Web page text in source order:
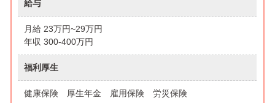
給与
月給 23万円~29万円
年収 300-400万円
福利厚生
健康保険 厚生年金 雇用保険 労災保険